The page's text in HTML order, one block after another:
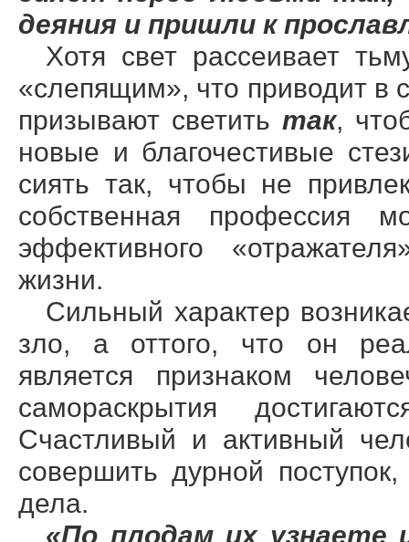
деяния и пришли к
Хотя свет рассеивает
«слепящим», что приводит в
призывают светить так,
новые и благочестивые
сиять так, чтобы не
собственная профессия
эффективного
жизни.
Сильный характер
зло, а оттого, что он
является признаком
самораскрытия
Счастливый и активный
совершить дурной
дела.
«По плодам их узнаете